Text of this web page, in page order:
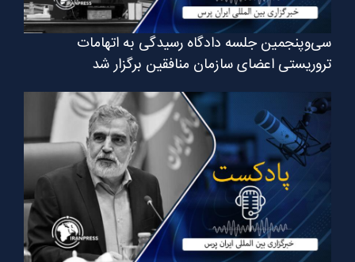
سی‌وپنجمین جلسه دادگاه رسیدگی به اتهامات
تروریستی اعضای سازمان منافقین برگزار شد